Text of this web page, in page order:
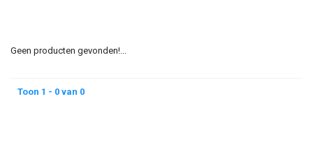
Geen producten gevonden!...
Toon 1 - 0 van 0